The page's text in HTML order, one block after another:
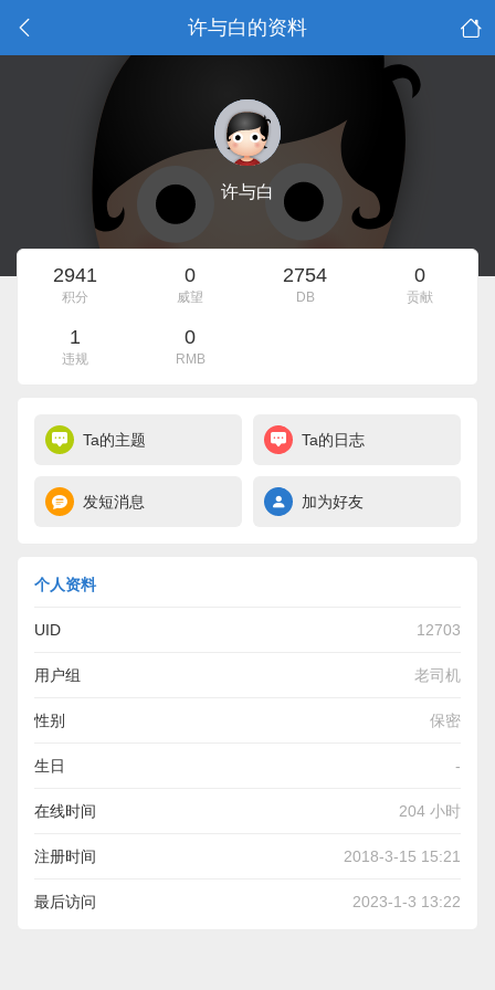
许与白的资料
许与白
2941
积分
0
威望
2754
DB
0
贡献
1
违规
0
RMB
Ta的主题 Ta的日志
发短消息 加为好友
个人资料
UID 12703
用户组 老司机
性别 保密
生日 -
在线时间 204 小时
注册时间 2018-3-15 15:21
最后访问 2023-1-3 13:22